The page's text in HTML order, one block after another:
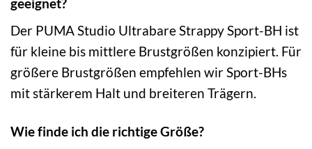
Der PUMA Studio Ultrabare Strappy Sport-BH ist
für kleine bis mittlere Brustgrößen konzipiert. Für
größere Brustgrößen empfehlen wir Sport-BHs
mit stärkerem Halt und breiteren Trägern.
Wie finde ich die richtige Größe?